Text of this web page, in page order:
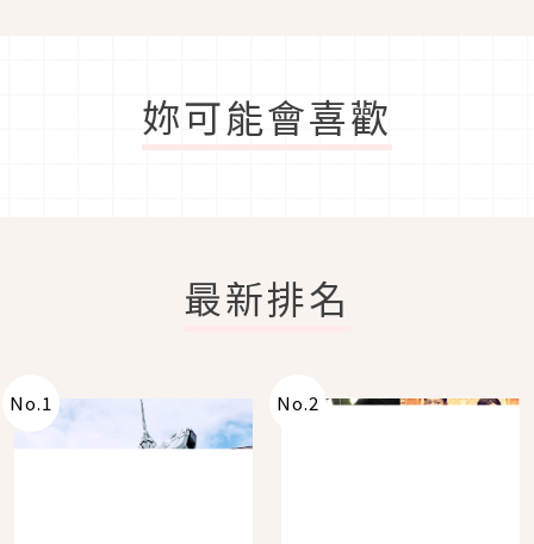
妳可能會喜歡
最新排名
No.1 No.2